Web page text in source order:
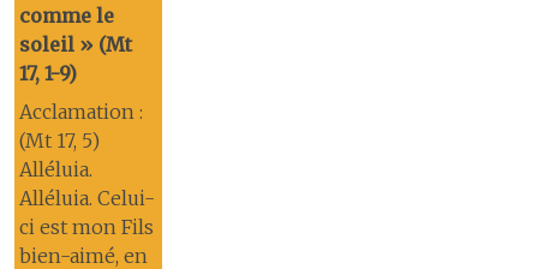
comme le
soleil » (Mt
17, 1-9)
Acclamation :
(Mt 17, 5)
Alléluia.
Alléluia. Celui-
ci est mon Fils
bien-aimé, en